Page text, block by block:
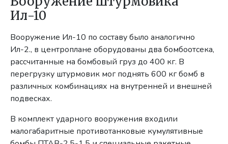
Ил-10
Вооружение Ил-10 по составу было аналогично
Ил-2., в центроплане оборудованы два бомбоотсека,
рассчитанные на бомбовый груз до 400 кг. В
перегрузку штурмовик мог поднять 600 кг бомб в
различных комбинациях на внутренней и внешней
подвесках.
В комплект ударного вооружения входили
малогабаритные противотанковые кумулятивные